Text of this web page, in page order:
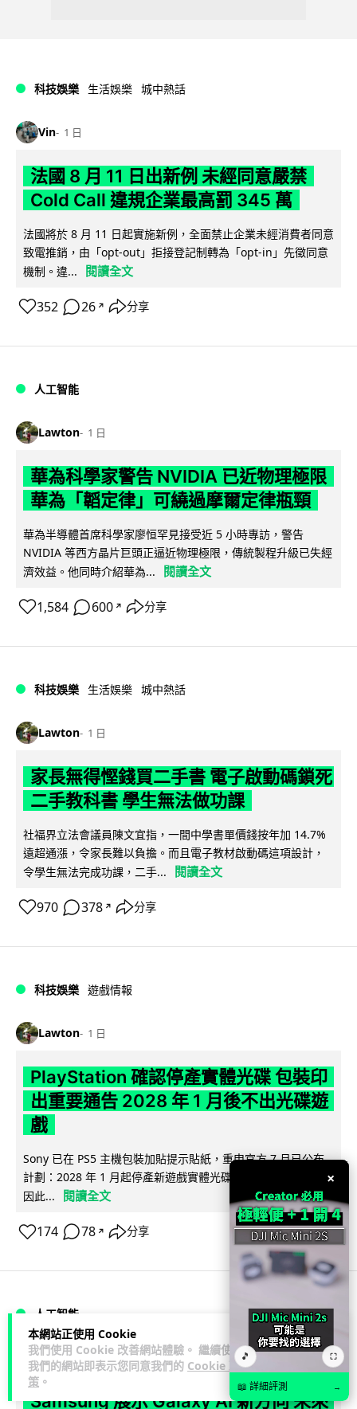
本網站正使用 Cookie
我們使用 Cookie 改善網站體驗。 繼續使用
我們的網站即表示您同意我們的 Cookie 政
策 。
科技娛樂 生活娛樂 城中熱話
Vin 1 日
法國 8 月 11 日出新例 未經同意嚴禁
Cold Call 違規企業最高罰 345 萬
法國將於 8 月 11 日起實施新例，全面禁止企業未經消費者同意
致電推銷，由「opt-out」拒接登記制轉為「opt-in」先徵同意
機制。違...
閱讀全文
352 26 ↗ 分享
人工智能
Lawton 1 日
華為科學家警告 NVIDIA 已近物理極限
華為「韜定律」可繞過摩爾定律瓶頸
華為半導體首席科學家廖恒罕見接受近 5 小時專訪，警告
NVIDIA 等西方晶片巨頭正逼近物理極限，傳統製程升級已失經
濟效益。他同時介紹華為...
閱讀全文
1,584 600 ↗ 分享
科技娛樂 生活娛樂 城中熱話
Lawton 1 日
家長無得慳錢買二手書 電子啟動碼鎖死
二手教科書 學生無法做功課
社福界立法會議員陳文宜指，一間中學書單價錢按年加 14.7%
遠超通漲，令家長難以負擔。而且電子教材啟動碼這項設計，
令學生無法完成功課，二手...
閱讀全文
970 378 ↗ 分享
科技娛樂 遊戲情報
Lawton 1 日
PlayStation 確認停產實體光碟 包裝印
出重要通告 2028 年 1 月後不出光碟遊
戲
Sony 已在 PS5 主機包裝加貼提示貼紙，重申官方 7 月已公布
計劃：2028 年 1 月起停產新遊戲實體光碟。分析師預期 PS6
因此...
閱讀全文
174 78 ↗ 分享
人工智能
Vin 1 日
Samsung 展示 Galaxy AI 新方向 未來
×
🎵 ⛶
📖 詳細評測 →